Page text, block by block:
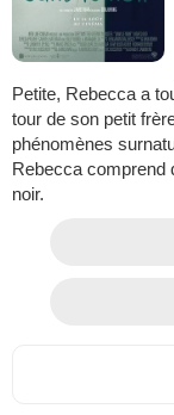
Petite, Rebecca a
tour de son petit
phénomènes
Rebecca comprend
noir.